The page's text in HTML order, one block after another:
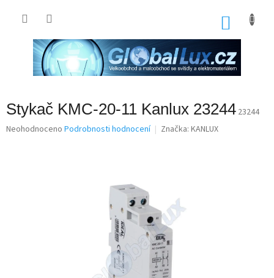
Stykač KMC-20-11 Kanlux 23244 23244
Průměrné
Neohodnoceno Podrobnosti hodnocení Značka: KANLUX